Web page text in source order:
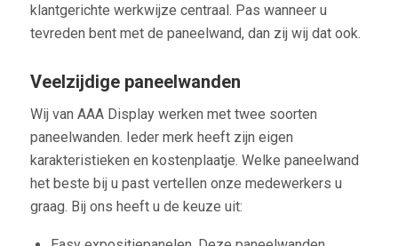
klantgerichte werkwijze centraal. Pas wanneer u
tevreden bent met de paneelwand, dan zij wij dat ook.
Veelzijdige paneelwanden
Wij van AAA Display werken met twee soorten
paneelwanden. Ieder merk heeft zijn eigen
karakteristieken en kostenplaatje. Welke paneelwand
het beste bij u past vertellen onze medewerkers u
graag. Bij ons heeft u de keuze uit: